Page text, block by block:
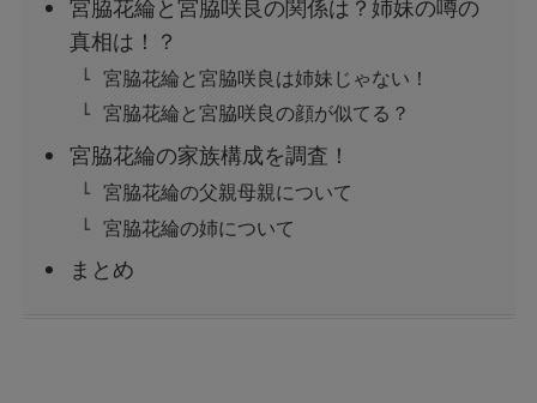
宮脇花綸と宮脇咲良の関係は？姉妹の噂の
真相は！？
宮脇花綸と宮脇咲良は姉妹じゃない！
宮脇花綸と宮脇咲良の顔が似てる？
宮脇花綸の家族構成を調査！
宮脇花綸の父親母親について
宮脇花綸の姉について
まとめ